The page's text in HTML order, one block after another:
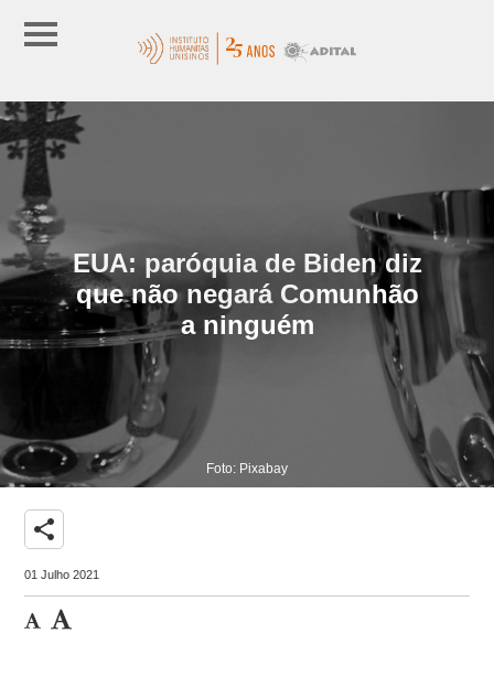
EUA: paróquia de Biden diz
que não negará Comunhão
a ninguém
Foto: Pixabay
share
01 Julho 2021